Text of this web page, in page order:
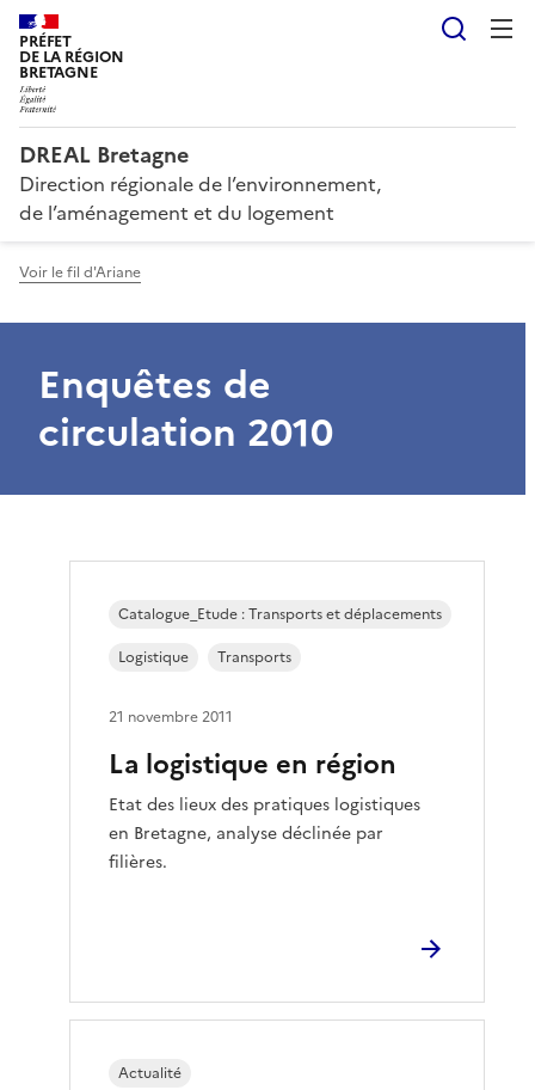
PRÉFET
DE LA RÉGION
BRETAGNE
DREAL Bretagne
Direction régionale de l’environnement,
de l’aménagement et du logement
Voir le fil d'Ariane
Enquêtes de
circulation 2010
La logistique en région
Etat des lieux des pratiques logistiques
en Bretagne, analyse déclinée par
filières.
Catalogue_Etude : Transports et déplacements
Logistique
Transports
21 novembre 2011
Actualité